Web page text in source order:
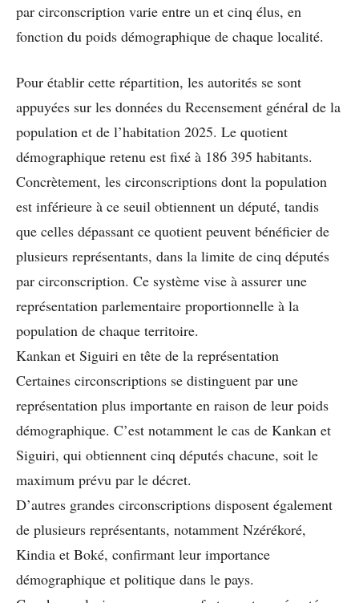
par circonscription varie entre un et cinq élus, en
fonction du poids démographique de chaque localité.
Pour établir cette répartition, les autorités se sont
appuyées sur les données du Recensement général de la
population et de l’habitation 2025. Le quotient
démographique retenu est fixé à 186 395 habitants.
Concrètement, les circonscriptions dont la population
est inférieure à ce seuil obtiennent un député, tandis
que celles dépassant ce quotient peuvent bénéficier de
plusieurs représentants, dans la limite de cinq députés
par circonscription. Ce système vise à assurer une
représentation parlementaire proportionnelle à la
population de chaque territoire.
Kankan et Siguiri en tête de la représentation
Certaines circonscriptions se distinguent par une
représentation plus importante en raison de leur poids
démographique. C’est notamment le cas de Kankan et
Siguiri, qui obtiennent cinq députés chacune, soit le
maximum prévu par le décret.
D’autres grandes circonscriptions disposent également
de plusieurs représentants, notamment Nzérékoré,
Kindia et Boké, confirmant leur importance
démographique et politique dans le pays.